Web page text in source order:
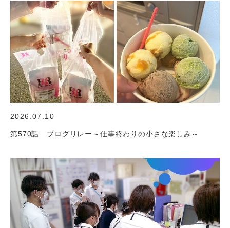
2026.07.10
第570話 ブログリレー～仕事終わりの小さな楽しみ～